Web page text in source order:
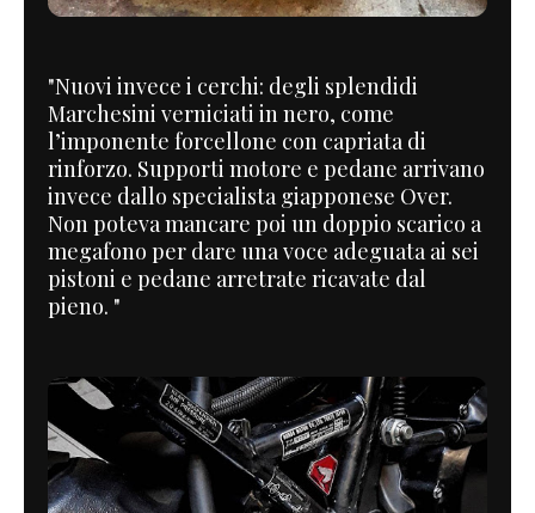
"Nuovi invece i cerchi: degli splendidi
Marchesini verniciati in nero, come
l’imponente forcellone con capriata di
rinforzo. Supporti motore e pedane arrivano
invece dallo specialista giapponese Over.
Non poteva mancare poi un doppio scarico a
megafono per dare una voce adeguata ai sei
pistoni e pedane arretrate ricavate dal
pieno. "